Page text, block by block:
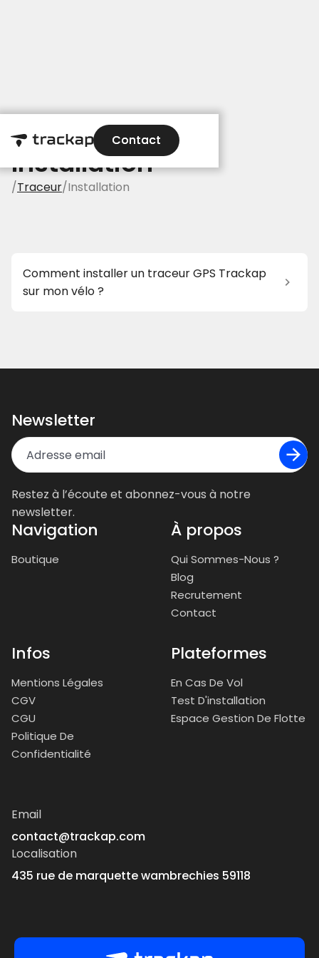
Contact
Contact
Installation
/Traceur/Installation
Comment installer un traceur GPS Trackap
sur mon vélo ?
Newsletter
Restez à l’écoute et abonnez-vous à notre
newsletter.
Navigation
Boutique
À propos
Qui Sommes-Nous ?
Blog
Recrutement
Contact
Infos
Mentions Légales
CGV
CGU
Politique De
Confidentialité
Plateformes
En Cas De Vol
Test D'installation
Espace Gestion De Flotte
Email
contact@trackap.com
Localisation
435 rue de marquette wambrechies 59118